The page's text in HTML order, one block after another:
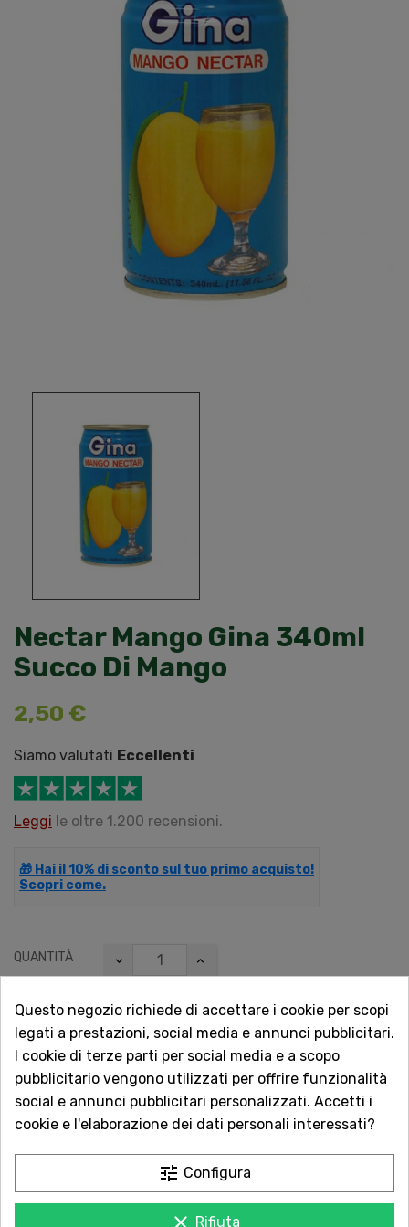
Nectar Mango Gina 340ml
Succo Di Mango
2,50 €
Siamo valutati Eccellenti
Leggi le oltre 1.200 recensioni.
🎁 Hai il 10% di sconto sul tuo primo acquisto!
Scopri come.
QUANTITÀ
AGGIUNGI AL CARRELLO
 Non disponibile
Vuoi essere avvisato quando torna disponibile?
Inserisci la tua email.
Questo negozio richiede di accettare i cookie per scopi
legati a prestazioni, social media e annunci pubblicitari.
I cookie di terze parti per social media e a scopo
pubblicitario vengono utilizzati per offrire funzionalità
social e annunci pubblicitari personalizzati. Accetti i
cookie e l'elaborazione dei dati personali interessati?
tune Configura
clear Rifiuta